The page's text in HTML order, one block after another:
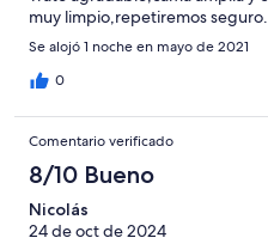
muy limpio,repetiremos seguro.
Se alojó 1 noche en mayo de 2021
0
Comentario verificado
8/10 Bueno
Nicolás
24 de oct de 2024